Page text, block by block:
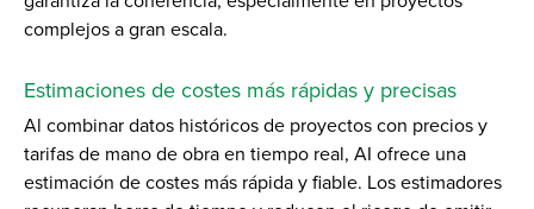
complejos a gran escala.
Estimaciones de costes más rápidas y precisas
Al combinar datos históricos de proyectos con precios y
tarifas de mano de obra en tiempo real, AI ofrece una
estimación de costes más rápida y fiable. Los estimadores